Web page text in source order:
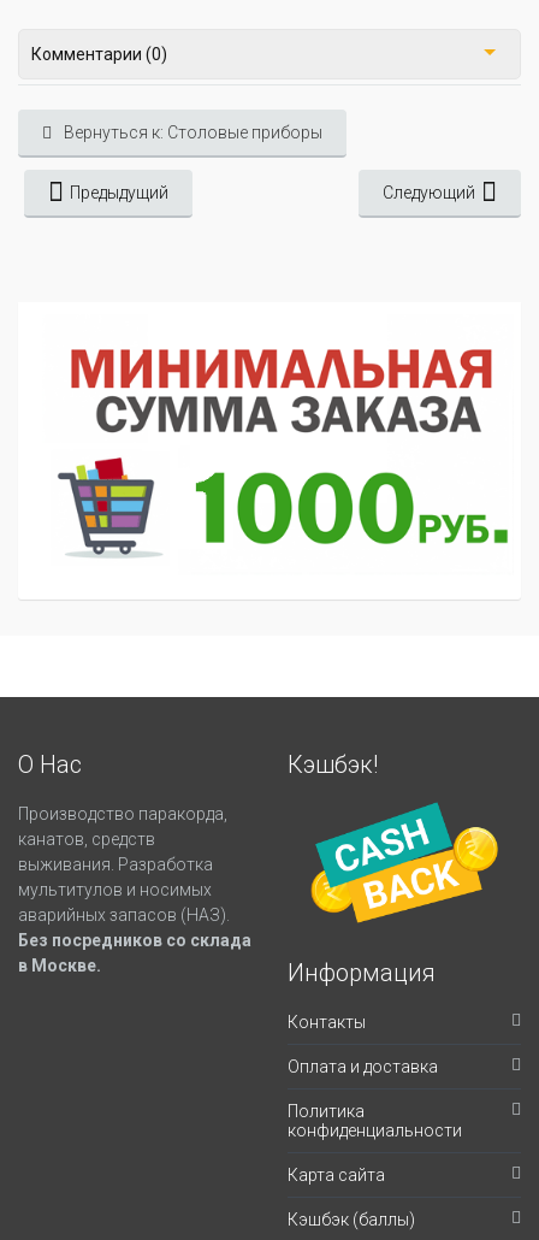
Комментарии (0)
Вернуться к: Столовые приборы
Предыдущий Следующий
О Нас
Производство паракорда,
канатов, средств
выживания. Разработка
мультитулов и носимых
аварийных запасов (НАЗ).
Без посредников со склада
в Москве.
Кэшбэк!
Информация
Контакты
Оплата и доставка
Политика
конфиденциальности
Карта сайта
Кэшбэк (баллы)